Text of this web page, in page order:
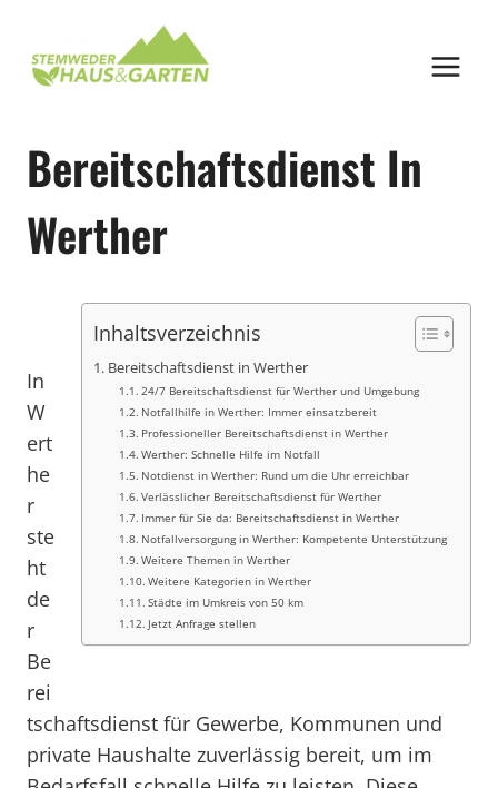
springen
Bereitschaftsdienst In
Werther
Inhaltsverzeichnis
Bereitschaftsdienst in Werther
24/7 Bereitschaftsdienst für Werther und Umgebung
Notfallhilfe in Werther: Immer einsatzbereit
Professioneller Bereitschaftsdienst in Werther
Werther: Schnelle Hilfe im Notfall
Notdienst in Werther: Rund um die Uhr erreichbar
Verlässlicher Bereitschaftsdienst für Werther
Immer für Sie da: Bereitschaftsdienst in Werther
Notfallversorgung in Werther: Kompetente Unterstützung
Weitere Themen in Werther
Weitere Kategorien in Werther
Städte im Umkreis von 50 km
Jetzt Anfrage stellen
In
W
ert
he
r
ste
ht
de
r
Be
rei
tschaftsdienst für Gewerbe, Kommunen und
private Haushalte zuverlässig bereit, um im